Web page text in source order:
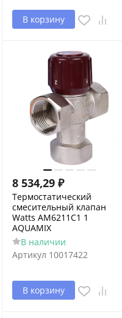
В корзину
8 534,29 ₽
Термостатический
смесительный клапан
Watts AM6211C1 1
AQUAMIX
В наличии
Артикул 10017422
В корзину